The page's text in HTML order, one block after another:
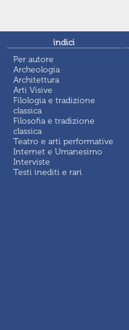
indici
Per autore
Archeologia
Architettura
Arti Visive
Filologia e tradizione
classica
Filosofia e tradizione
classica
Teatro e arti performative
Internet e Umanesimo
Interviste
Testi inediti e rari